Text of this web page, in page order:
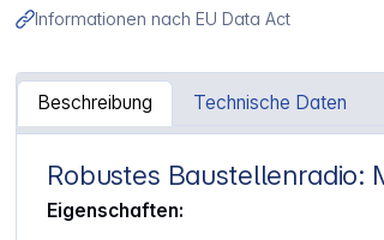
Informationen nach EU Data Act
Beschreibung Technische Daten
Artikelinformationen "Makita DMR 112
Robustes Baustellenradio:
Eigenschaften: